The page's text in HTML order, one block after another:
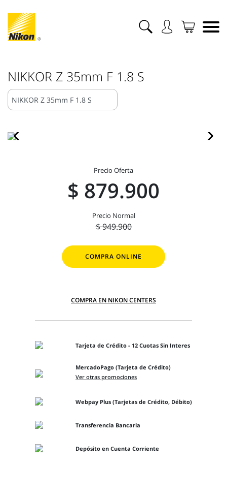
NIKKOR Z 35mm F 1.8 S
Precio Oferta
$ 879.900
Precio Normal
$ 949.900
COMPRA ONLINE
COMPRA EN NIKON CENTERS
Tarjeta de Crédito - 12 Cuotas Sin Interes
MercadoPago (Tarjeta de Crédito)
Ver otras promociones
Webpay Plus (Tarjetas de Crédito, Débito)
Transferencia Bancaria
Depósito en Cuenta Corriente